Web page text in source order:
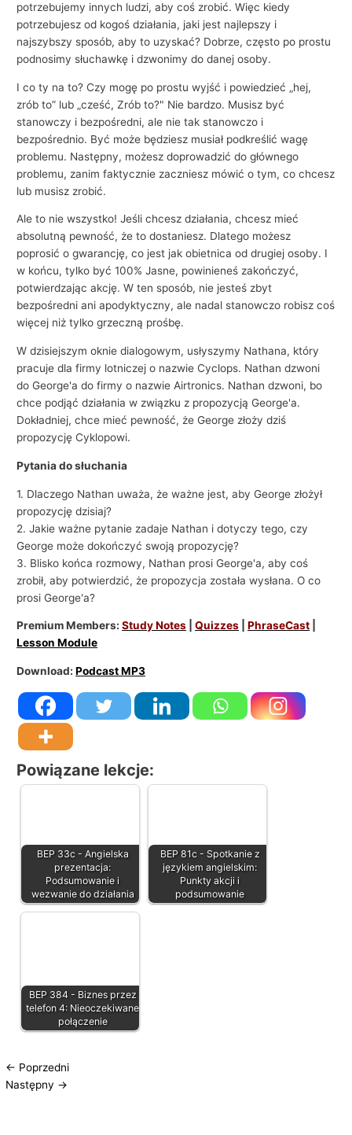
potrzebujemy innych ludzi, aby coś zrobić. Więc kiedy
potrzebujesz od kogoś działania, jaki jest najlepszy i
najszybszy sposób, aby to uzyskać? Dobrze, często po prostu
podnosimy słuchawkę i dzwonimy do danej osoby.
I co ty na to? Czy mogę po prostu wyjść i powiedzieć „hej,
zrób to” lub „cześć, Zrób to?" Nie bardzo. Musisz być
stanowczy i bezpośredni, ale nie tak stanowczo i
bezpośrednio. Być może będziesz musiał podkreślić wagę
problemu. Następny, możesz doprowadzić do głównego
problemu, zanim faktycznie zaczniesz mówić o tym, co chcesz
lub musisz zrobić.
Ale to nie wszystko! Jeśli chcesz działania, chcesz mieć
absolutną pewność, że to dostaniesz. Dlatego możesz
poprosić o gwarancję, co jest jak obietnica od drugiej osoby. I
w końcu, tylko być 100% Jasne, powinieneś zakończyć,
potwierdzając akcję. W ten sposób, nie jesteś zbyt
bezpośredni ani apodyktyczny, ale nadal stanowczo robisz coś
więcej niż tylko grzeczną prośbę.
W dzisiejszym oknie dialogowym, usłyszymy Nathana, który
pracuje dla firmy lotniczej o nazwie Cyclops. Nathan dzwoni
do George'a do firmy o nazwie Airtronics. Nathan dzwoni, bo
chce podjąć działania w związku z propozycją George'a.
Dokładniej, chce mieć pewność, że George złoży dziś
propozycję Cyklopowi.
Pytania do słuchania
1. Dlaczego Nathan uważa, że ​​ważne jest, aby George złożył
propozycję dzisiaj?
2. Jakie ważne pytanie zadaje Nathan i dotyczy tego, czy
George może dokończyć swoją propozycję?
3. Blisko końca rozmowy, Nathan prosi George'a, aby coś
zrobił, aby potwierdzić, że propozycja została wysłana. O co
prosi George'a?
Premium Members:Study Notes |Quizzes |PhraseCast
Lesson Module
Download:Podcast MP3
Powiązane lekcje:
BEP 33c - Angielska
prezentacja:
Podsumowanie i
wezwanie do działania
BEP 81c - Spotkanie z
językiem angielskim:
Punkty akcji i
podsumowanie
BEP 384 - Biznes przez
telefon 4: Nieoczekiwane
połączenie
← Poprzedni
Następny →
e